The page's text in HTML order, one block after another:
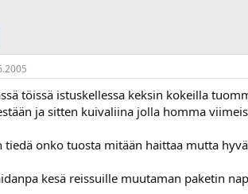
töissä istuskellessa keksin kokeilla
ja sitten kuivaliina jolla homma
tiedä onko tuosta mitään haittaa mutta
kesä reissuille muutaman paketin